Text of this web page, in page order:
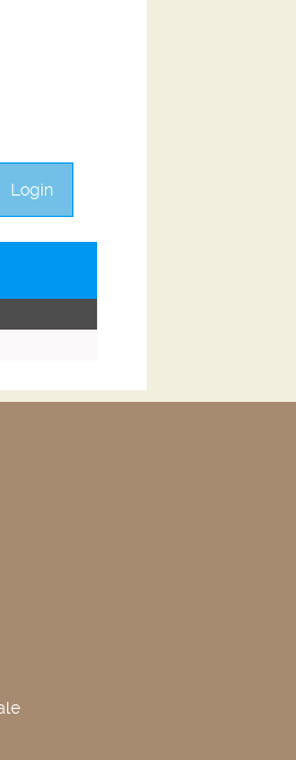
Login